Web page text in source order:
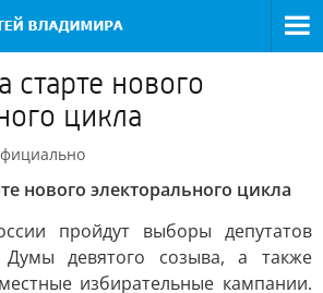
старте нового
цикла
нового электорального цикла
пройдут выборы депутатов
Думы девятого созыва, а также
избирательные кампании.